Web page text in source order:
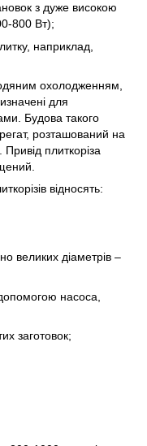
з дуже високою
800 Вт);
наприклад,
охолодженням,
для
Будова такого
розташований на
плиткоріза
відносять:
великих діаметрів –
насоса,
заготовок;